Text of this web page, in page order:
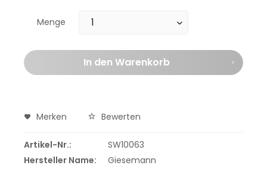
Menge
In den Warenkorb
Merken Bewerten
Artikel-Nr.:
SW10063
Hersteller Name:
Giesemann